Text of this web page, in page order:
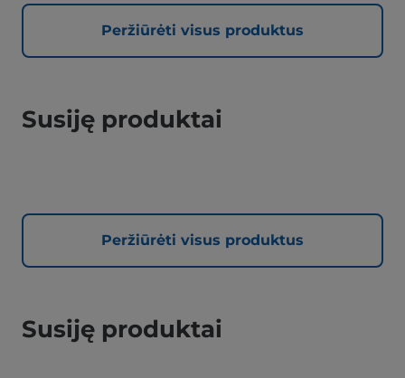
Peržiūrėti visus produktus
Susiję produktai
Peržiūrėti visus produktus
Susiję produktai